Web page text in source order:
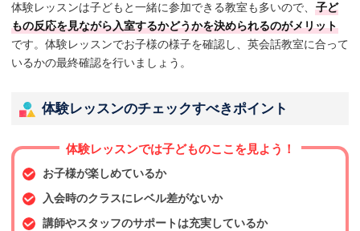
体験レッスンは子どもと一緒に参加できる教室も多いので、 子ど
もの反応を見ながら入室するかどうかを決められるのがメリット
です。体験レッスンでお子様の様子を確認し、英会話教室に合って
いるかの最終確認を行いましょう。
体験レッスンのチェックすべきポイント
体験レッスンでは子どものここを見よう！
お子様が楽しめているか
入会時のクラスにレベル差がないか
講師やスタッフのサポートは充実しているか